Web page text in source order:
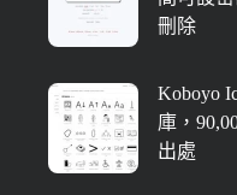
刪除
Koboyo
庫，
出處